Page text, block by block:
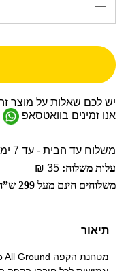
יש לכם שאלות על מוצר
אנו זמינים בוואטסאפ
משלוח עד הבית - עד 7 ימי עסקים
עלות משלוח:
משלוחים חינם מעל 299 ש”ח!
תיאור